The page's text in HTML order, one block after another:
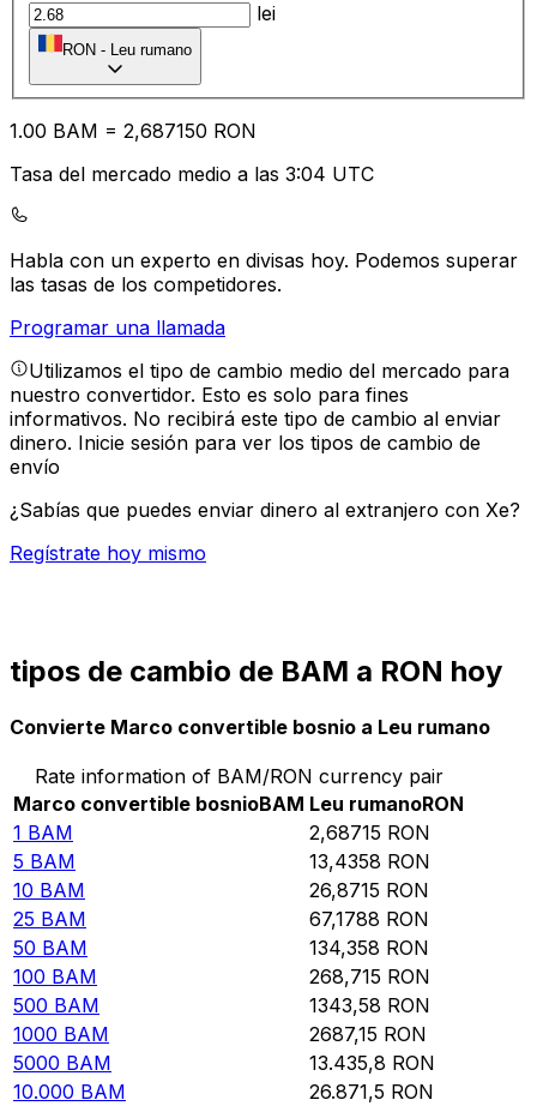
lei
RON - Leu rumano
1.00 BAM = 2,687150 RON
Tasa del mercado medio a las 3:04 UTC
Habla con un experto en divisas hoy. Podemos superar
las tasas de los competidores.
Programar una llamada
Utilizamos el tipo de cambio medio del mercado para
nuestro convertidor. Esto es solo para fines
informativos. No recibirá este tipo de cambio al enviar
dinero. Inicie sesión para ver los tipos de cambio de
envío
¿Sabías que puedes enviar dinero al extranjero con Xe?
Regístrate hoy mismo
tipos de cambio de BAM a RON hoy
Convierte Marco convertible bosnio a Leu rumano
Rate information of BAM/RON currency pair
Marco convertible bosnioBAM Leu rumanoRON
1 BAM 2,68715 RON
5 BAM 13,4358 RON
10 BAM 26,8715 RON
25 BAM 67,1788 RON
50 BAM 134,358 RON
100 BAM 268,715 RON
500 BAM 1343,58 RON
1000 BAM 2687,15 RON
5000 BAM 13.435,8 RON
10.000 BAM 26.871,5 RON